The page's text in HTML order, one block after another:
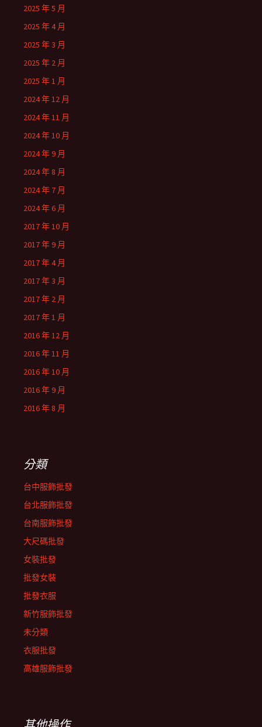
2025 年 5 月
2025 年 4 月
2025 年 3 月
2025 年 2 月
2025 年 1 月
2024 年 12 月
2024 年 11 月
2024 年 10 月
2024 年 9 月
2024 年 8 月
2024 年 7 月
2024 年 6 月
2017 年 10 月
2017 年 9 月
2017 年 4 月
2017 年 3 月
2017 年 2 月
2017 年 1 月
2016 年 12 月
2016 年 11 月
2016 年 10 月
2016 年 9 月
2016 年 8 月
分類
台中服飾批發
台北服飾批發
台南服飾批發
大尺碼批發
女裝批發
批發女裝
批發衣服
新竹服飾批發
未分類
衣服批發
高雄服飾批發